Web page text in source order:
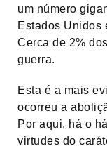
um número
Estados Unidos
Cerca de 2%
guerra.
Esta é a mais
ocorreu a
Por aqui, há o
virtudes do